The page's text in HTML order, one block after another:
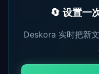
🔄 设置一
Deskora 实时把新